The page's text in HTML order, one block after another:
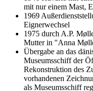
mit nur einem Mast,
1969
Eignerwechsel
1975 durch A.P.
Mutter in "Anna
Übergabe an das
Museumsschiff der
Rekonstruktion des
vorhandenen
als Museumsschiff